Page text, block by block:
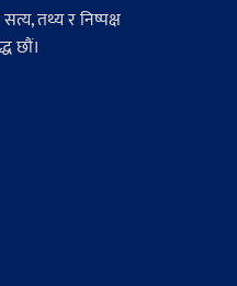
तथ्य र निष्पक्ष
छौं।